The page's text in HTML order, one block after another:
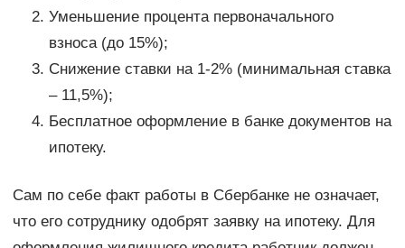
Уменьшение процента первоначального
взноса (до 15%);
Снижение ставки на 1-2% (минимальная ставка
– 11,5%);
Бесплатное оформление в банке документов на
ипотеку.
Сам по себе факт работы в Сбербанке не означает,
что его сотруднику одобрят заявку на ипотеку. Для